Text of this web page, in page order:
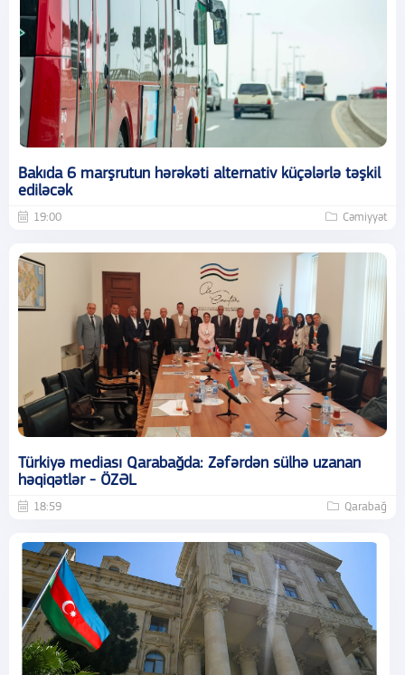
Bakıda 6 marşrutun hərəkəti alternativ küçələrlə təşkil
ediləcək
19:00 Cəmiyyət
Türkiyə mediası Qarabağda: Zəfərdən sülhə uzanan
həqiqətlər - ÖZƏL
18:59 Qarabağ